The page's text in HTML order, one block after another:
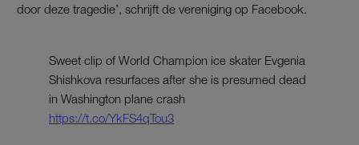
door deze tragedie’, schrijft de vereniging op Facebook.
Sweet clip of World Champion ice skater Evgenia
Shishkova resurfaces after she is presumed dead
in Washington plane crash
https://t.co/YkFS4qTou3